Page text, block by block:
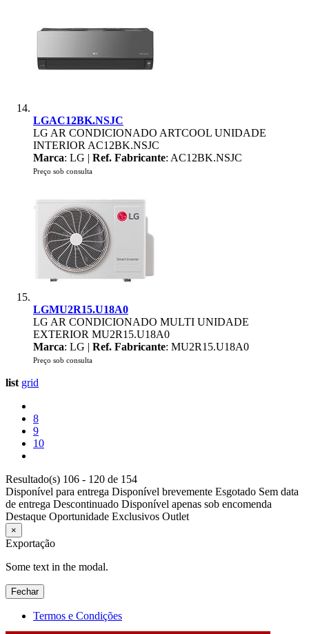
LGAC12BK.NSJC
LG AR CONDICIONADO ARTCOOL UNIDADE
INTERIOR AC12BK.NSJC
Marca: LG | Ref. Fabricante: AC12BK.NSJC
Preço sob consulta
LGMU2R15.U18A0
LG AR CONDICIONADO MULTI UNIDADE
EXTERIOR MU2R15.U18A0
Marca: LG | Ref. Fabricante: MU2R15.U18A0
Preço sob consulta
list grid
8
9
10
Resultado(s) 106 - 120 de 154
Disponível para entrega Disponível brevemente Esgotado Sem data
de entrega Descontinuado Disponível apenas sob encomenda
Destaque Oportunidade Exclusivos Outlet
×
Exportação
Some text in the modal.
Fechar
Termos e Condições